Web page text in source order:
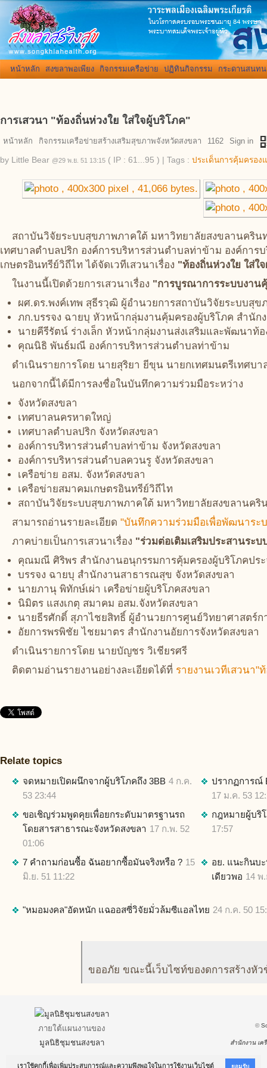
เราใช้คุกกี้เพื่อเพิ่มประสบการณ์และความพึงพอใจในการใช้งานเว็บไซต์ ยอมรับ
หน้าหลัก สงขลาพอเพียง กิจกรรมเครือข่าย ปฏิทินกิจกรรม กระดานสนท
การเสวนา "ท้องถิ่นห่วงใย ใส่ใจผู้บริโภค"
หน้าหลัก กิจกรรมเครือข่ายสร้างเสริมสุขภาพจังหวัดสงขลา 1162 Sign in
by Little Bear @29 พ.ย. 51 13:15 ( IP : 61...95 ) Tags : ประเด็นการคุ้มครอ
สถาบันวิจัยระบบสุขภาพภาคใต้ มหาวิทยาลัยสงขลานคริ
เทศบาลตำบลปริก องค์การบริหารส่วนตำบลท่าข้าม องค์กา
เกษตรอินทรีย์วิถีไท ได้จัดเวทีเสวนาเรื่อง "ท้องถิ่นห่วงใย ใส่ใ
ในงานนี้เปิดด้วยการเสวนาเรื่อง "การบูรณาการระบบงาน
ผศ.ดร.พงค์เทพ สุธีรวุฒิ ผู้อำนวยการสถาบันวิจัยระบบสุข
ภก.บรรจง ฉายบุ หัวหน้ากลุ่มงานคุ้มครองผู้บริโภค สำนั
นายคีรีรัตน์ ร่างเล็ก หัวหน้ากลุ่มงานส่งเสริมและพัฒนาท้
คุณนิธิ พันธ์มณี องค์การบริหารส่วนตำบลท่าข้าม
ดำเนินรายการโดย นายสุริยา ยีขุน นายกเทศมนตรีเทศบา
นอกจากนี้ได้มีการลงชื่อในบันทึกความร่วมมือระหว่าง
จังหวัดสงขลา
เทศบาลนครหาดใหญ่
เทศบาลตำบลปริก จังหวัดสงขลา
องค์การบริหารส่วนตำบลท่าข้าม จังหวัดสงขลา
องค์การบริหารส่วนตำบลควนรู จังหวัดสงขลา
เครือข่าย อสม. จังหวัดสงขลา
เครือข่ายสมาคมเกษตรอินทรีย์วิถีไท
สถาบันวิจัยระบบสุขภาพภาคใต้ มหาวิทยาลัยสงขลานคริ
สามารถอ่านรายละเอียด "บันทึกความร่วมมือเพื่อพัฒนาระ
ภาคบ่ายเป็นการเสวนาเรื่อง "ร่วมต่อเติมเสริมประสานระ
คุณมณี ศิริพร สำนักงานอนุกรรมการคุ้มครองผู้บริโภคปร
บรรจง ฉายบุ สำนักงานสาธารณสุข จังหวัดสงขลา
นายภานุ พิทักษ์เผ่า เครือข่ายผู้บริโภคสงขลา
นิมิตร แสงเกตุ สมาคม อสม.จังหวัดสงขลา
นายธีรศักดิ์ สุภาไชยสิทธิ์ ผู้อำนวยการศูนย์วิทยาศาสตร์ก
อัยการพรพิชัย ไชยมาตร สำนักงานอัยการจังหวัดสงขลา
ดำเนินรายการโดย นายบัญชร วิเชียรศรี
ติดตามอ่านรายงานอย่างละเอียดได้ที่ รายงานเวทีเสวนา
Relate topics
จดหมายเปิดผนึกจากผู้บริโภคถึง 3BB 4 ก.ค.
53 23:44
ปรากฏการณ์
17 ม.ค. 53
ขอเชิญร่วมพูดคุยเพื่อยกระดับมาตรฐานรถ
โดยสารสาธารณะจังหวัดสงขลา 17 ก.พ. 52
01:06
กฎหมายผู้บริ
17:57
7 คำถามก่อนซื้อ ฉันอยากซื้อมันจริงหรือ ? 15
มิ.ย. 51 11:22
อย. แนะกินบะ
เดียวพอ 14 พ
"หมอมงคล"อัดหนัก แฉออสซี่วิจัยมั่วล้มซีแอลไทย 24 ก.ค. 50
ขออภัย ขณะนี้เว็บไซท์ของดการสร้างหั
ภายใต้แผนงานของ
มูลนิธิชุมชนสงขลา
©
สำนักงาน เค